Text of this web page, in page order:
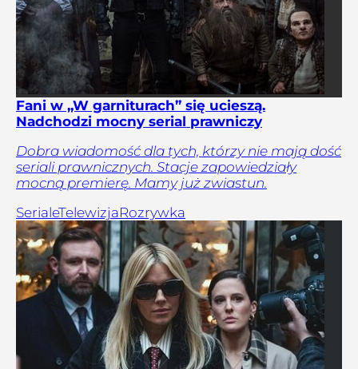
Fani w „W garniturach” się ucieszą.
Nadchodzi mocny serial prawniczy
Dobra wiadomość dla tych, którzy nie mają dość
seriali prawnicznych. Stacje zapowiedziały
mocną premierę. Mamy już zwiastun.
SerialeTelewizjaRozrywka